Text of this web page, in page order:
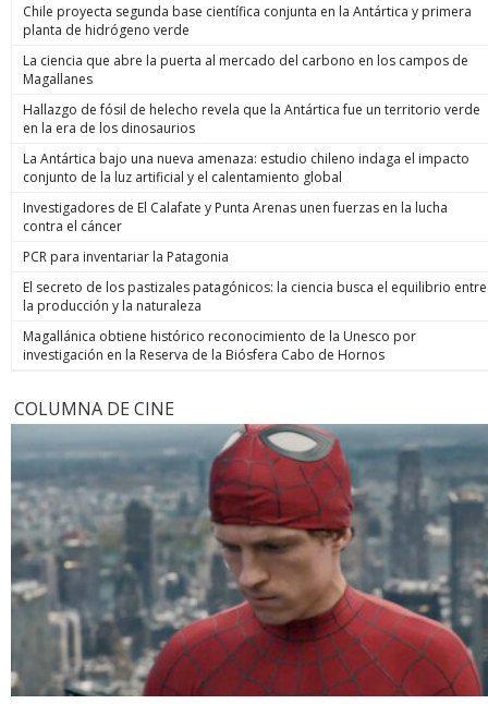
Chile proyecta segunda base científica conjunta en la Antártica y primera
planta de hidrógeno verde
La ciencia que abre la puerta al mercado del carbono en los campos de
Magallanes
Hallazgo de fósil de helecho revela que la Antártica fue un territorio verde
en la era de los dinosaurios
La Antártica bajo una nueva amenaza: estudio chileno indaga el impacto
conjunto de la luz artificial y el calentamiento global
Investigadores de El Calafate y Punta Arenas unen fuerzas en la lucha
contra el cáncer
PCR para inventariar la Patagonia
El secreto de los pastizales patagónicos: la ciencia busca el equilibrio entre
la producción y la naturaleza
Magallánica obtiene histórico reconocimiento de la Unesco por
investigación en la Reserva de la Biósfera Cabo de Hornos
COLUMNA DE CINE